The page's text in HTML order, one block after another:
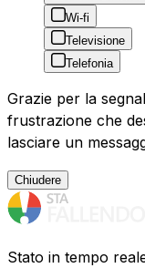
Wi-fi
Televisione
Telefonia
Grazie per la
frustrazione che
lasciare un
Chiudere
Stato in tempo